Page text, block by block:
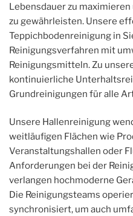
Lebensdauer zu
zu gewährleisten. Unsere
Teppichbodenreinigung in
Reinigungsverfahren mit
Reinigungsmitteln. Zu
kontinuierliche
Grundreinigungen für alle
Unsere Hallenreinigung
weitläufigen Flächen wie
Veranstaltungshallen oder
Anforderungen bei der
verlangen hochmoderne
Die Reinigungsteams
synchronisiert, um auch